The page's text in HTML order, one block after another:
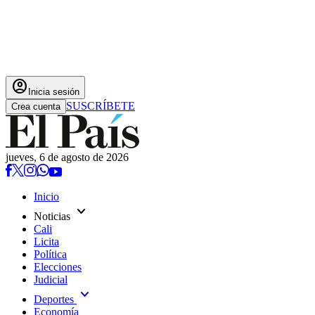
account_circle Inicia sesión
Crea cuenta SUSCRÍBETE
jueves, 6 de agosto de 2026
Inicio
Noticias expand_more
Cali
Licita
Política
Elecciones
Judicial
Deportes expand_more
Economía